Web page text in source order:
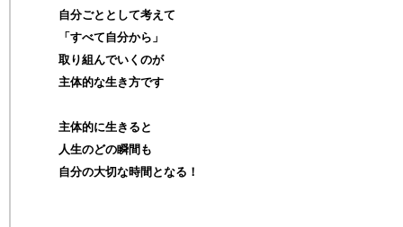
自分ごととして考えて
「すべて自分から」
取り組んでいくのが
主体的な生き方です
主体的に生きると
人生のどの瞬間も
自分の大切な時間となる！